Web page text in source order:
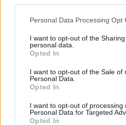
Personal Data Processing Opt
I want to opt-out of the
personal data.
Opted In
I want to opt-out of the Sale of
Personal Data.
Opted In
I want to opt-out of processing
Personal Data for Targeted
Opted In
ludzie reprezentują
oświeceniowych
choć nie wyraża tego
postawie cyprysów, czyli
ważniejsze od
uczucie.